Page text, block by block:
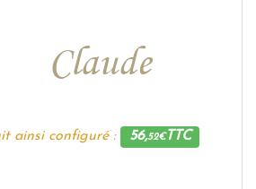
ainsi configuré : 56,52€TTC